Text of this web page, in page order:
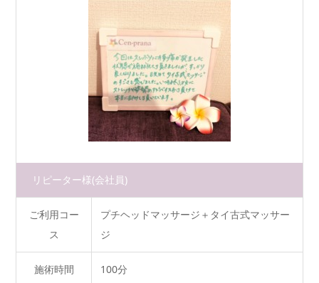
リピーター様(会社員)
ご利用コー
ス
プチヘッドマッサージ＋タイ古式マッサー
ジ
施術時間 100分